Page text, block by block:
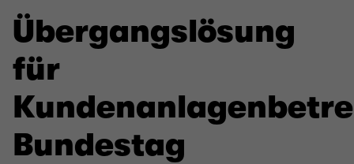
Übergangslösung
für
Bundestag